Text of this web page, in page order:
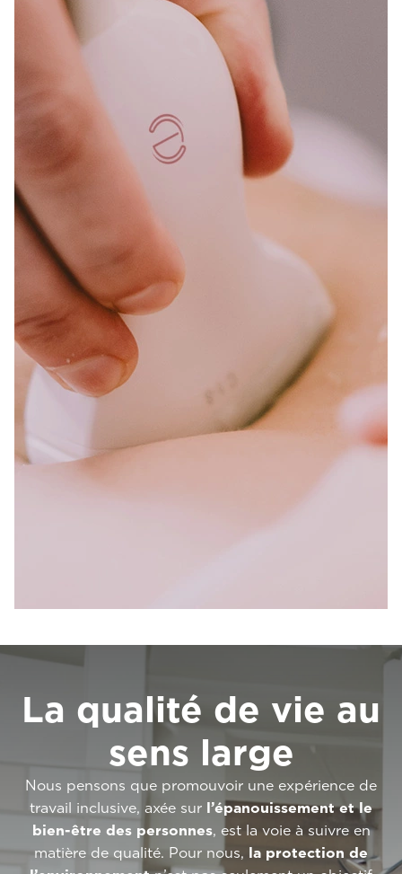
La qualité de vie au
sens large
Nous pensons que promouvoir une expérience de
travail inclusive, axée sur l’épanouissement et le
bien-être des personnes, est la voie à suivre en
matière de qualité. Pour nous, la protection de